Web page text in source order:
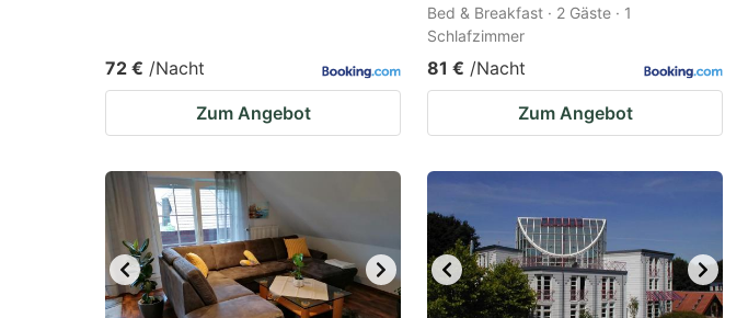
72 € /Nacht
Zum Angebot
Bed & Breakfast · 2 Gäste · 1
Schlafzimmer
81 € /Nacht
Zum Angebot